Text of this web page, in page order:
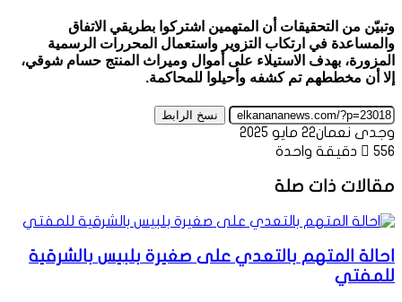
وتبيّن من التحقيقات أن المتهمين اشتركوا بطريقي الاتفاق
والمساعدة في ارتكاب التزوير واستعمال المحررات الرسمية
المزورة، بهدف الاستيلاء على أموال وميراث المنتج حسام شوقي،
إلا أن مخططهم تم كشفه وأحيلوا للمحاكمة.
نسخ الرابط
وجدى نعمان22 مايو 2025
556
دقيقة واحدة
مقالات ذات صلة
احالة المتهم بالتعدي على صغيرة بلبيس بالشرقية
للمفتي